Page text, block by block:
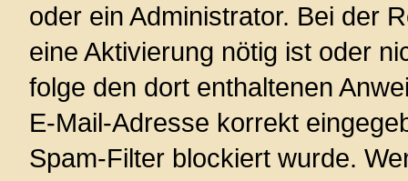
oder ein Administrator. Bei der
eine Aktivierung nötig ist oder
folge den dort enthaltenen
E-Mail-Adresse korrekt
Spam-Filter blockiert wurde.